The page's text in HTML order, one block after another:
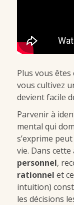
Plus vous
vous cultivez
devient facile
Parvenir à
mental qui
s’exprime
vie. Dans
personnel,
rationnel et
intuition)
les décisions